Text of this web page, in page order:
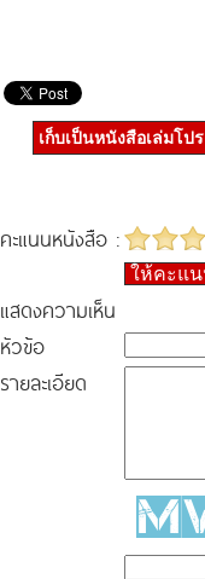
เก็บเป็นหนังสือเล่มโป
คะแนนหนังสือ :
ให้คะแ
แสดงความเห็น
หัวข้อ
รายละเอียด